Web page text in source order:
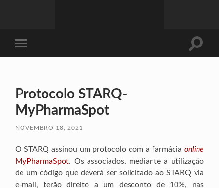
mobile
Toggle
Protocolo STARQ-
MyPharmaSpot
NOVEMBRO 18, 2021
O STARQ assinou um protocolo com a farmácia online
MyPharmaSpot. Os associados, mediante a utilização
de um código que deverá ser solicitado ao STARQ via
e-mail, terão direito a um desconto de 10%, nas